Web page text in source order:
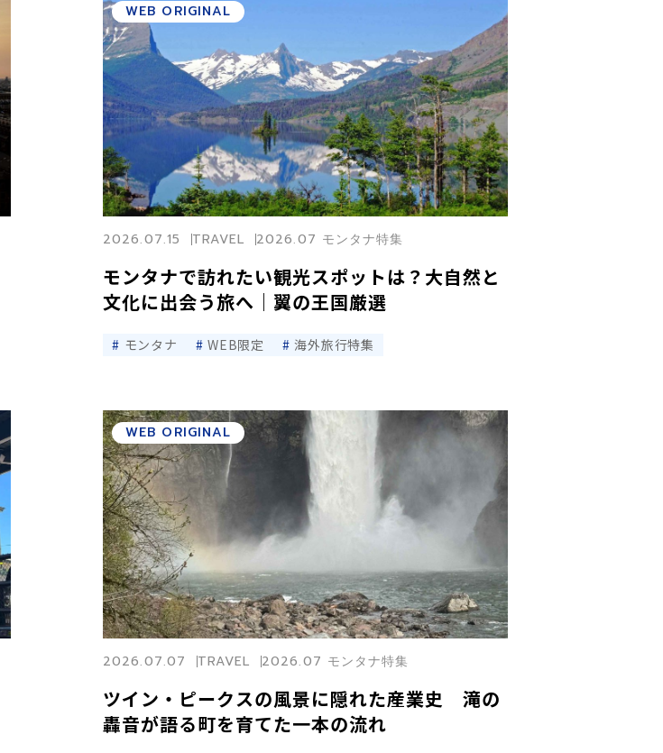
モンタナで訪れたい観光スポットは？大自然と
文化に出会う旅へ｜翼の王国厳選
2026.07.15 TRAVEL 2026.07 モンタナ特集
WEB ORIGINAL
モンタナ WEB限定 海外旅行特集
ツイン・ピークスの風景に隠れた産業史 滝の
轟音が語る町を育てた一本の流れ
2026.07.07 TRAVEL 2026.07 モンタナ特集
WEB ORIGINAL